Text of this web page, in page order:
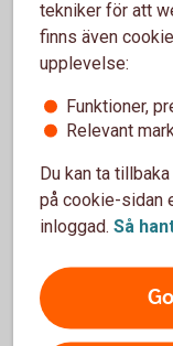
Madelén
Så kan
Om det
tekniker för att
finns även
upplevelse:
Funktioner,
Relevant
Du kan ta
på cookie-sidan
inloggad. Så